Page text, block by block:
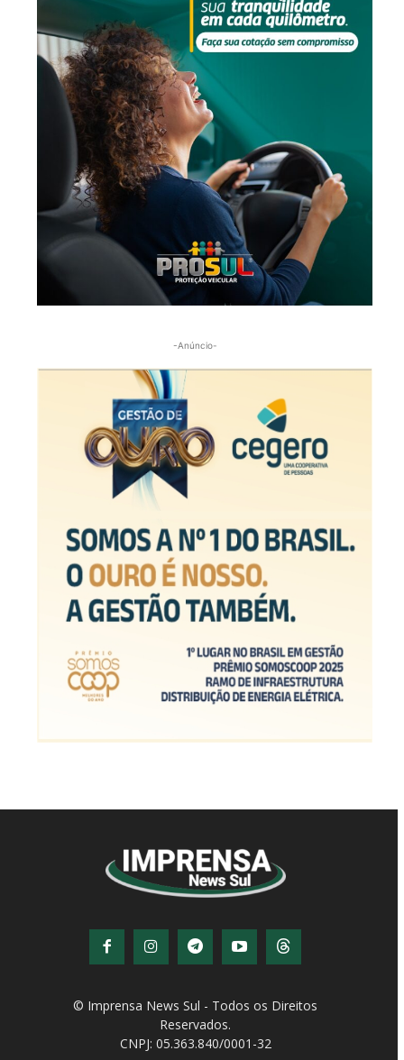
© Imprensa News Sul - Todos os Direitos
CNPJ: 05.363.840/0001-32